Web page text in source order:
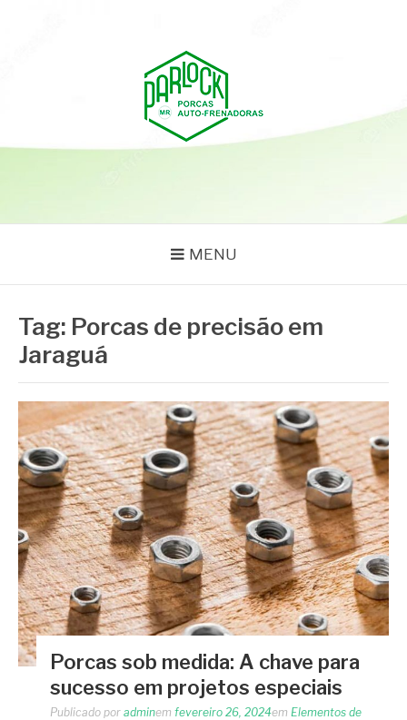
MENU
Tag: Porcas de precisão em
Jaraguá
Porcas sob medida: A chave para
sucesso em projetos especiais
Publicado por adminem fevereiro 26, 2024em Elementos de